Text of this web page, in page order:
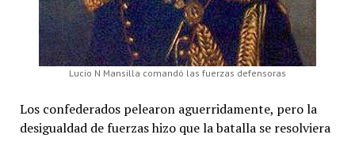
Lucio N Mansilla comandó las fuerzas defensoras
Los confederados pelearon aguerridamente, pero la
desigualdad de fuerzas hizo que la batalla se resolviera